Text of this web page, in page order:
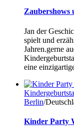
Zaubershows
Jan der
spielt und
Jahren.gerne
eine
Berlin/
Kinder Party